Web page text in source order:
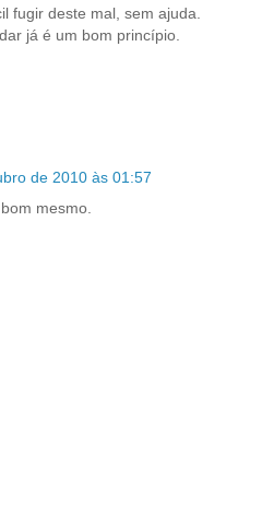
fugir deste mal, sem ajuda.
já é um bom princípio.
de 2010 às 01:57
mesmo.